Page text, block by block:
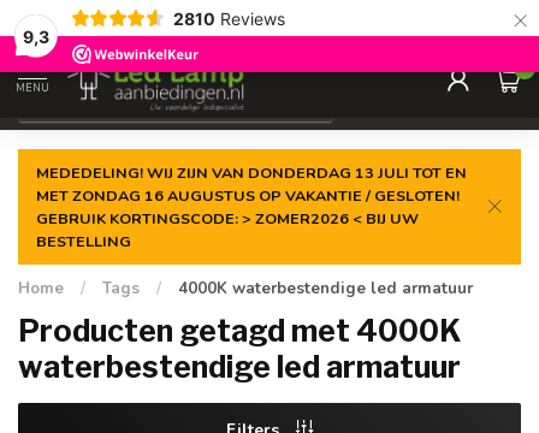
9,3
2810 Reviews ×
Gegarandeerde delaagste prijs
MENU
0
MEDEDELING! WIJ ZIJN VAN DONDERDAG 13 JULI TOT EN
MET ZONDAG 16 AUGUSTUS OP VAKANTIE / GESLOTEN!
GEBRUIK KORTINGSCODE: > ZOMER2026 < BIJ UW
BESTELLING
Home / Tags / 4000K waterbestendige led armatuur
Producten getagd met 4000K
waterbestendige led armatuur